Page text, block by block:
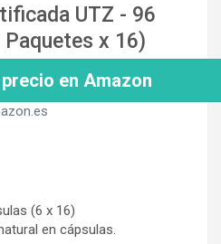
UTZ - 96
x 16)
en Amazon
(6 x 16)
en cápsulas.